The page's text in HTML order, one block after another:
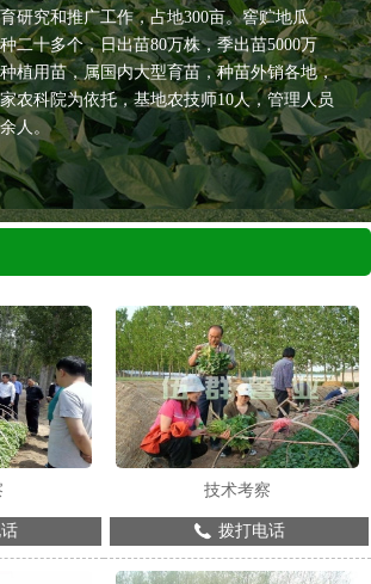
研究和推广工作，占地300亩。窖贮地瓜
二十多个，日出苗80万株，季出苗5000万
植用苗，属国内大型育苗，种苗外销各地，
农科院为依托，基地农技师10人，管理人员
人。
技术考察
拨打电话